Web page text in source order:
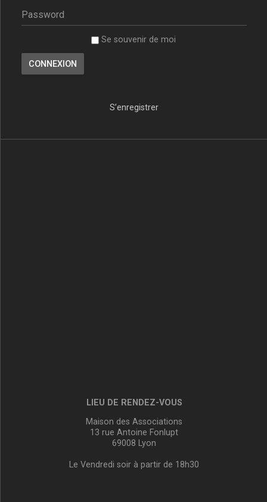
Se souvenir de moi
S’enregistrer
LIEU DE RENDEZ-VOUS
Maison des Associations
13 rue Antoine Fonlupt
69008 Lyon
Le Vendredi soir à partir de 18h30